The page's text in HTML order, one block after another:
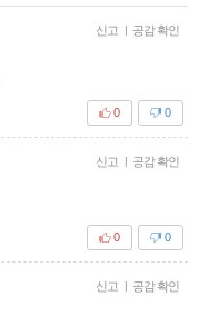
신고 | 공감 확인
0
0
신고 | 공감 확인
0
0
신고 | 공감 확인